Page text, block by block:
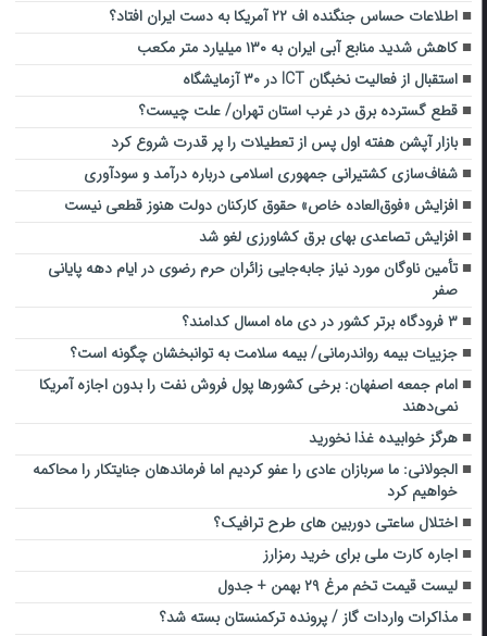
اطلاعات حساس جنگنده اف ۲۲ آمریکا به دست ایران افتاد؟
کاهش شدید منابع آبی ایران به ۱۳۰ میلیارد متر مکعب
استقبال از فعالیت نخبگان ICT در ۳۰ آزمایشگاه
قطع گسترده برق در غرب استان تهران/ علت چیست؟
بازار آپشن هفته اول پس از تعطیلات را پر قدرت شروع کرد
شفاف‌سازی کشتیرانی جمهوری اسلامی درباره درآمد و سودآوری
افزایش «فوق‌العاده خاص» حقوق کارکنان دولت هنوز قطعی نیست
افزایش تصاعدی بهای برق کشاورزی لغو شد
تأمین ناوگان مورد نیاز جابه‌جایی زائران حرم رضوی در ایام دهه پایانی
صفر
۳ فرودگاه برتر کشور در دی‌ ماه امسال کدامند؟
جزییات بیمه رواندرمانی/ بیمه سلامت به توانبخشان چگونه است؟
امام جمعه اصفهان: برخی کشور‌ها پول فروش نفت را بدون اجازه آمریکا
نمی‌دهند
هرگز خوابیده غذا نخورید
الجولانی: ما سربازان عادی را عفو کردیم اما فرماندهان جنایتکار را محاکمه
خواهیم کرد
اختلال ساعتی دوربین های طرح ترافیک؟
اجاره کارت ملی برای خرید رمزارز
لیست قیمت تخم مرغ ۲۹ بهمن + جدول
مذاکرات واردات گاز / پرونده ترکمنستان بسته شد؟